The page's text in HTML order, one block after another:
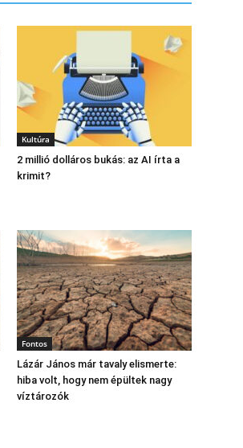
Kultúra
2 millió dolláros bukás: az AI írta a
krimit?
Fontos
Lázár János már tavaly elismerte:
hiba volt, hogy nem épültek nagy
víztározók